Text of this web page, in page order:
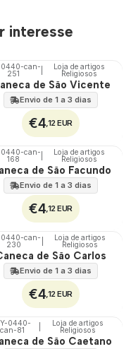
interesse
🇵🇹
0440-can-
251
Loja de artigos
Religiosos
de São Vicente
Envio de 1 a 3 dias
€4,12 EUR
🇵🇹
0440-can-
168
Loja de artigos
Religiosos
de São Facundo
Envio de 1 a 3 dias
€4,12 EUR
🇵🇹
0440-can-
230
Loja de artigos
Religiosos
de São Carlos
Envio de 1 a 3 dias
€4,12 EUR
🇵🇹
0440-
can-81
Loja de artigos
Religiosos
de São Caetano